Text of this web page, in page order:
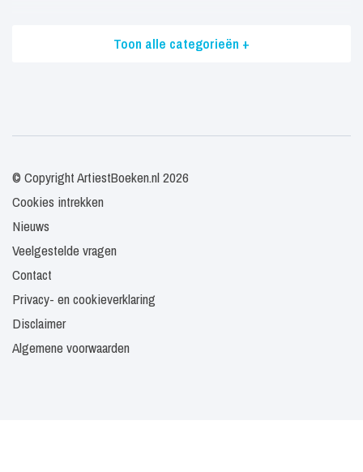
Toon alle categorieën +
© Copyright ArtiestBoeken.nl 2026
Cookies intrekken
Nieuws
Veelgestelde vragen
Contact
Privacy- en cookieverklaring
Disclaimer
Algemene voorwaarden